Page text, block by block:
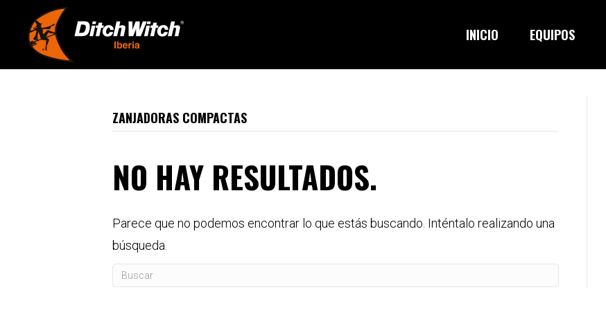
INICIO EQUIPOS
ZANJADORAS COMPACTAS
NO HAY RESULTADOS.
Parece que no podemos encontrar lo que estás buscando. Inténtalo realizando una
búsqueda.